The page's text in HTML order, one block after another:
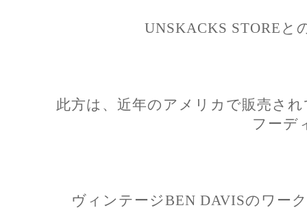
UNSKACKS STOREと
此方は、近年のアメリカで販売さ
フーデ
ヴィンテージBEN DAVISのワー